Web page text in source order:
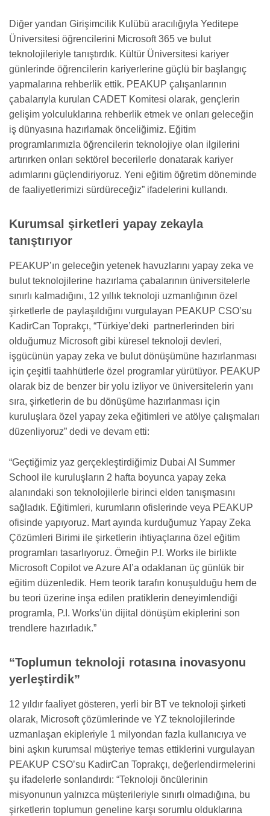
Diğer yandan Girişimcilik Kulübü aracılığıyla Yeditepe
Üniversitesi öğrencilerini Microsoft 365 ve bulut
teknolojileriyle tanıştırdık. Kültür Üniversitesi kariyer
günlerinde öğrencilerin kariyerlerine güçlü bir başlangıç
yapmalarına rehberlik ettik. PEAKUP çalışanlarının
çabalarıyla kurulan CADET Komitesi olarak, gençlerin
gelişim yolculuklarına rehberlik etmek ve onları geleceğin
iş dünyasına hazırlamak önceliğimiz. Eğitim
programlarımızla öğrencilerin teknolojiye olan ilgilerini
artırırken onları sektörel becerilerle donatarak kariyer
adımlarını güçlendiriyoruz. Yeni eğitim öğretim döneminde
de faaliyetlerimizi sürdüreceğiz” ifadelerini kullandı.
Kurumsal şirketleri yapay zekayla
tanıştırıyor
PEAKUP’ın geleceğin yetenek havuzlarını yapay zeka ve
bulut teknolojilerine hazırlama çabalarının üniversitelerle
sınırlı kalmadığını, 12 yıllık teknoloji uzmanlığının özel
şirketlerle de paylaşıldığını vurgulayan PEAKUP CSO’su
KadirCan Toprakçı, “Türkiye’deki partnerlerinden biri
olduğumuz Microsoft gibi küresel teknoloji devleri,
işgücünün yapay zeka ve bulut dönüşümüne hazırlanması
için çeşitli taahhütlerle özel programlar yürütüyor. PEAKUP
olarak biz de benzer bir yolu izliyor ve üniversitelerin yanı
sıra, şirketlerin de bu dönüşüme hazırlanması için
kuruluşlara özel yapay zeka eğitimleri ve atölye çalışmaları
düzenliyoruz” dedi ve devam etti:
“Geçtiğimiz yaz gerçekleştirdiğimiz Dubai AI Summer
School ile kuruluşların 2 hafta boyunca yapay zeka
alanındaki son teknolojilerle birinci elden tanışmasını
sağladık. Eğitimleri, kurumların ofislerinde veya PEAKUP
ofisinde yapıyoruz. Mart ayında kurduğumuz Yapay Zeka
Çözümleri Birimi ile şirketlerin ihtiyaçlarına özel eğitim
programları tasarlıyoruz. Örneğin P.I. Works ile birlikte
Microsoft Copilot ve Azure AI’a odaklanan üç günlük bir
eğitim düzenledik. Hem teorik tarafın konuşulduğu hem de
bu teori üzerine inşa edilen pratiklerin deneyimlendiği
programla, P.I. Works’ün dijital dönüşüm ekiplerini son
trendlere hazırladık.”
“Toplumun teknoloji rotasına inovasyonu
yerleştirdik”
12 yıldır faaliyet gösteren, yerli bir BT ve teknoloji şirketi
olarak, Microsoft çözümlerinde ve YZ teknolojilerinde
uzmanlaşan ekipleriyle 1 milyondan fazla kullanıcıya ve
bini aşkın kurumsal müşteriye temas ettiklerini vurgulayan
PEAKUP CSO’su KadirCan Toprakçı, değerlendirmelerini
şu ifadelerle sonlandırdı: “Teknoloji öncülerinin
misyonunun yalnızca müşterileriyle sınırlı olmadığına, bu
şirketlerin toplumun geneline karşı sorumlu olduklarına